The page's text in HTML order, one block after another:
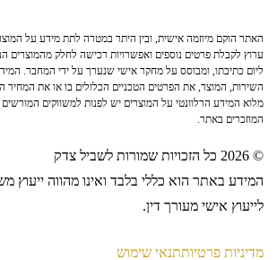
האתר הוקם מיוזמה אישית, ובין היתר במטרה לתת מידע על
ערוץ לקבלת פרטים נוספים ואפשרויות רכישה לחלק מהמוצרים
ליום כתיבתו, ומבוסס על מחקר אישי שנערך על ידי המחבר.
השירות, המוצר, את הפרטים הטכניים הכלולים בו או את המחיר
מלוא המידע הרלוונטי על המוצרים יש לפנות למשווקים המורשים
המוזכרים באתר.
© 2026 כל הזכויות שמורות לשביל צדק
המידע באתר הוא כללי בלבד ואינו מהווה ייעוץ
לייעוץ אישי מעורך דין.
מדיניות פרטיותתנאי שימוש